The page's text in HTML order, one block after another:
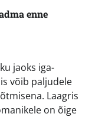
enne
jaoks iga-
võib paljudele
Laagris
on õige